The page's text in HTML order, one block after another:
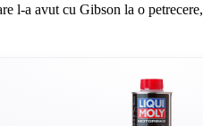
l-a avut cu Gibson la o